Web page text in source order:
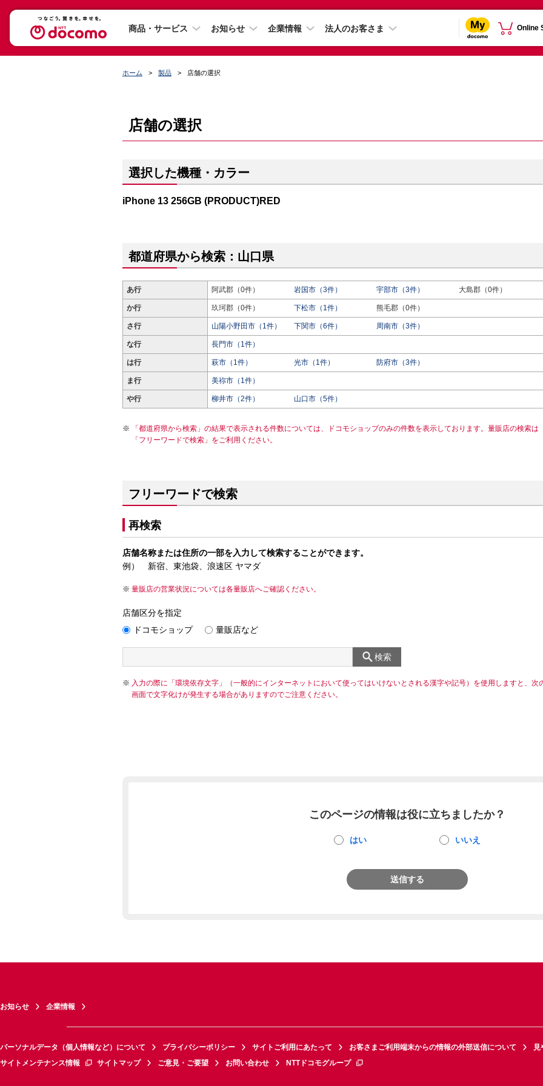
商品・サービス お知らせ 企業情報 法人のお客さま Online
ホーム 製品 店舗の選択
店舗の選択
選択した機種・カラー
iPhone 13 256GB (PRODUCT)RED
都道府県から検索：山口県
あ行 阿武郡（0件） 岩国市（3件） 宇部市（3件） 大島郡（0件）
か行 玖珂郡（0件） 下松市（1件） 熊毛郡（0件）
さ行 山陽小野田市（1件） 下関市（6件） 周南市（3件）
な行 長門市（1件）
は行 萩市（1件） 光市（1件） 防府市（3件）
ま行 美祢市（1件）
や行 柳井市（2件） 山口市（5件）
「都道府県から検索」の結果で表示される件数については、ドコモショップのみの件数を表示しております。量販店の検索は
「フリーワードで検索」をご利用ください。
フリーワードで検索
再検索
店舗名称または住所の一部を入力して検索することができます。
例） 新宿、東池袋、浪速区 ヤマダ
量販店の営業状況については各量販店へご確認ください。
店舗区分を指定
ドコモショップ
量販店など
検索
入力の際に「環境依存文字」（一般的にインターネットにおいて使ってはいけないとされる漢字や記号）を使用しますと、次
画面で文字化けが発生する場合がありますのでご注意ください。
このページの情報は役に立ちましたか？
はい いいえ
送信する
お知らせ 企業情報
パーソナルデータ（個人情報など）について プライバシーポリシー サイトご利用にあたって お客さまご利用端末からの情報の外部送信について
見
サイトメンテナンス情報
サイトマップ ご意見・ご要望 お問い合わせ NTTドコモグループ